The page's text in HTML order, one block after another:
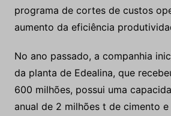
programa de cortes de custos
aumento da eficiência
No ano passado, a companhia
da planta de Edealina, que
600 milhões, possui uma
anual de 2 milhões t de cimento